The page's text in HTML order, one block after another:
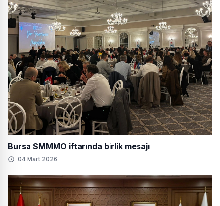
Bursa SMMMO iftarında birlik mesajı
04 Mart 2026